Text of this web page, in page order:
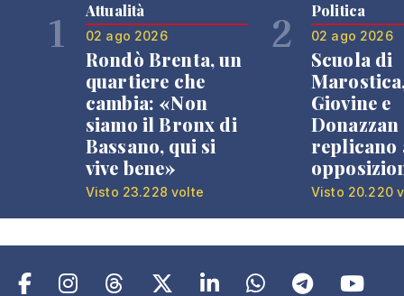
1 Attualità
02 ago 2026
Rondò Brenta, un
quartiere che
cambia: «Non
siamo il Bronx di
Bassano, qui si
vive bene»
Visto 23.228 volte
2 Politica
02 ago 2026
Scuola di
Giovine e
Donazzan
replicano
Visto 20.220